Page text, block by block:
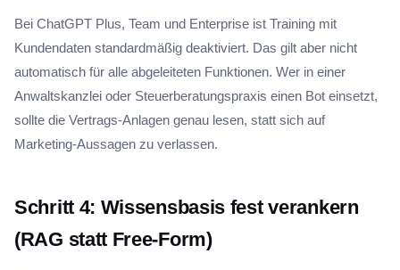
Bei ChatGPT Plus, Team und Enterprise ist Training mit
Kundendaten standardmäßig deaktiviert. Das gilt aber nicht
automatisch für alle abgeleiteten Funktionen. Wer in einer
Anwaltskanzlei oder Steuerberatungspraxis einen Bot einsetzt,
sollte die Vertrags-Anlagen genau lesen, statt sich auf
Marketing-Aussagen zu verlassen.
Schritt 4: Wissensbasis fest verankern
(RAG statt Free-Form)